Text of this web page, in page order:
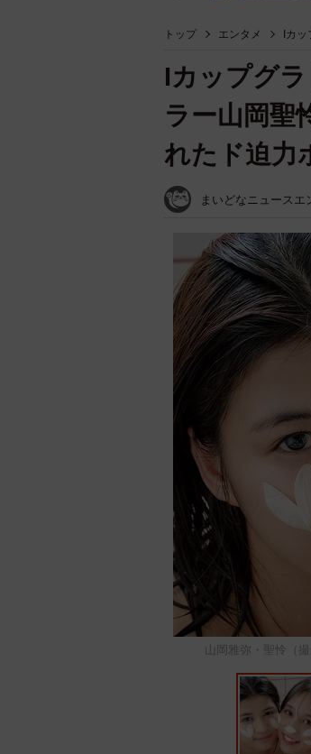
トップ エンタメ Iカ
Iカップグ
ラー山岡
れたド迫力
まいどなニュースエ
山岡雅弥・聖怜（